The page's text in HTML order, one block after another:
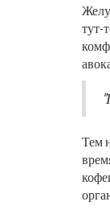
тут-
Тем